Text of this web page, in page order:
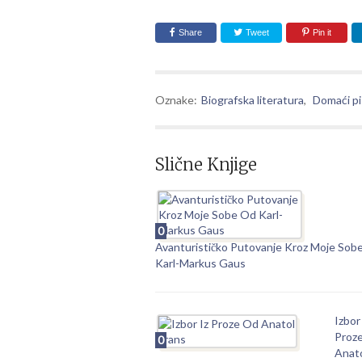
Share Tweet Pin it
Oznake: Biografska literatura, Domaći
Slične Knjige
0
Avanturističko Putovanje Kroz Moje
Karl-Markus Gaus
0